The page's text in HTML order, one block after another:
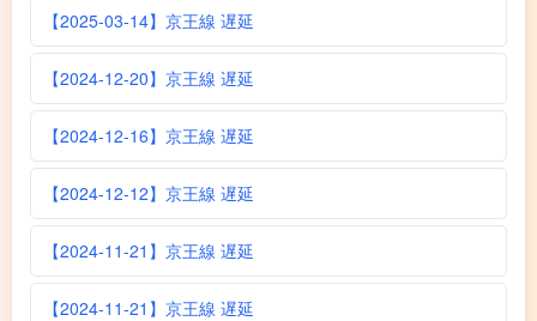
【2025-03-14】京王線 遅延
【2024-12-20】京王線 遅延
【2024-12-16】京王線 遅延
【2024-12-12】京王線 遅延
【2024-11-21】京王線 遅延
【2024-11-21】京王線 遅延